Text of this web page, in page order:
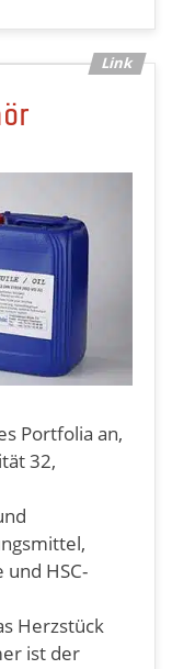
Portfolia an,
32,
HSC-
Herzstück
ist der